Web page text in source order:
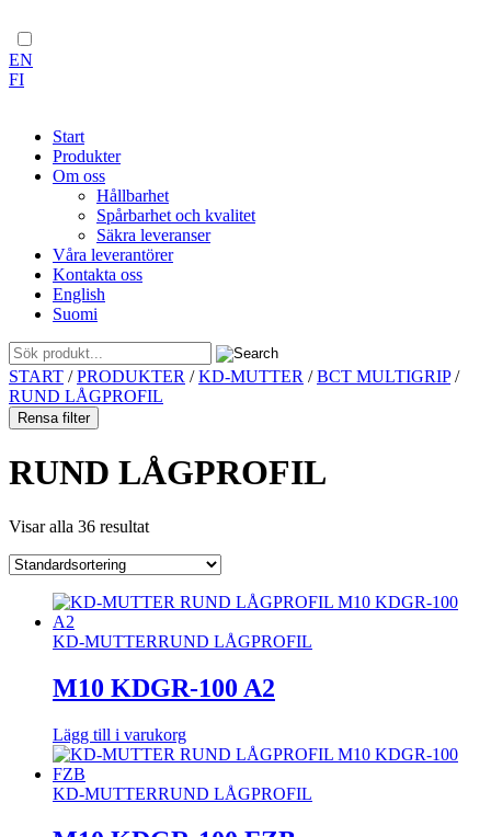
EN
FI
Start
Produkter
Om oss
Hållbarhet
Spårbarhet och kvalitet
Säkra leveranser
Våra leverantörer
Kontakta oss
English
Suomi
Skip
to
content
START /PRODUKTER /KD-MUTTER /BCT MULTIGRIP/
RUND LÅGPROFIL
Rensa filter
RUND LÅGPROFIL
Visar alla 36 resultat
KD-MUTTERRUND LÅGPROFIL
M10 KDGR-100 A2
Lägg till i varukorg
KD-MUTTERRUND LÅGPROFIL